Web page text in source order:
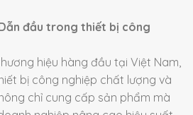
đầu trong thiết bị công
hiệu hàng đầu tại Việt Nam,
bị công nghiệp chất lượng và
chỉ cung cấp sản phẩm mà